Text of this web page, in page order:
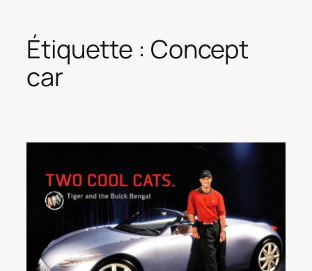
Étiquette : Concept
car